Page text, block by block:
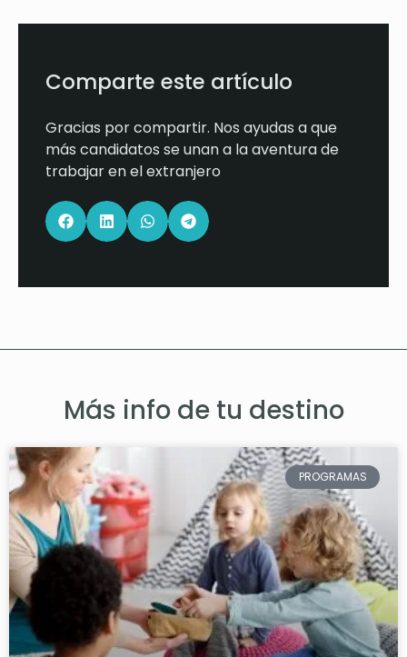
Comparte este artículo
Gracias por compartir. Nos ayudas a que
más candidatos se unan a la aventura de
trabajar en el extranjero
Más info de tu destino
PROGRAMAS